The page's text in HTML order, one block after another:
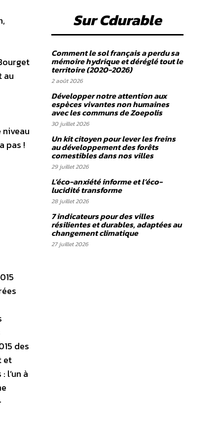
au
pas !
des
et
l’un à
Sur Cdurable
Comment le sol français a perdu sa
mémoire hydrique et déréglé tout le
territoire (2020-2026)
2 août 2026
Développer notre attention aux
espèces vivantes non humaines
avec les communs de Zoepolis
30 juillet 2026
Un kit citoyen pour lever les freins
au développement des forêts
comestibles dans nos villes
29 juillet 2026
L’éco-anxiété informe et l’éco-
lucidité transforme
28 juillet 2026
7 indicateurs pour des villes
résilientes et durables, adaptées au
changement climatique
27 juillet 2026